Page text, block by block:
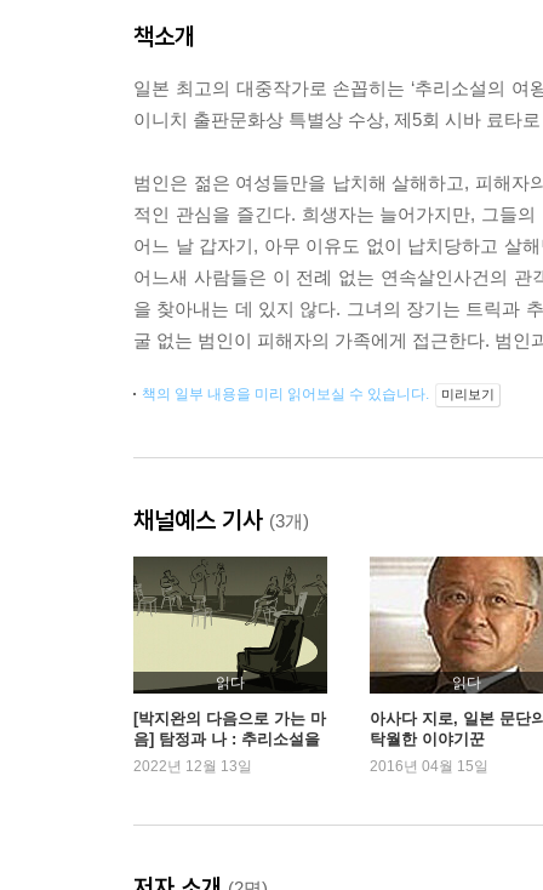
책소개
일본 최고의 대중작가로 손꼽히는 ‘추리소설의
이니치 출판문화상 특별상 수상, 제5회 시바 료타
범인은 젊은 여성들만을 납치해 살해하고, 피해
적인 관심을 즐긴다. 희생자는 늘어가지만, 그들
어느 날 갑자기, 아무 이유도 없이 납치당하고 살
어느새 사람들은 이 전례 없는 연속살인사건의
을 찾아내는 데 있지 않다. 그녀의 장기는 트릭과
굴 없는 범인이 피해자의 가족에게 접근한다. 범인
책의 일부 내용을 미리 읽어보실 수 있습니다. 미리보기
채널예스 기사 (3개)
읽다
[박지완의 다음으로 가는 마
음] 탐정과 나 : 추리소설을
읽는 마음
2022년 12월 13일
읽다
아사다 지로, 일본 문단
탁월한 이야기꾼
2016년 04월 15일